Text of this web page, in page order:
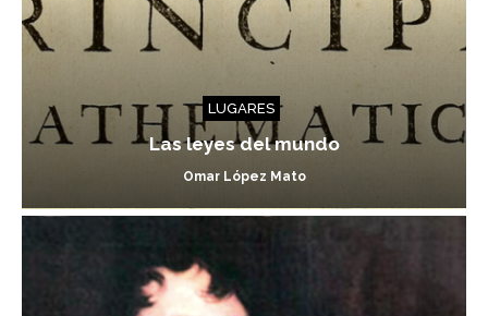
LUGARES
Las leyes del mundo
Omar López Mato